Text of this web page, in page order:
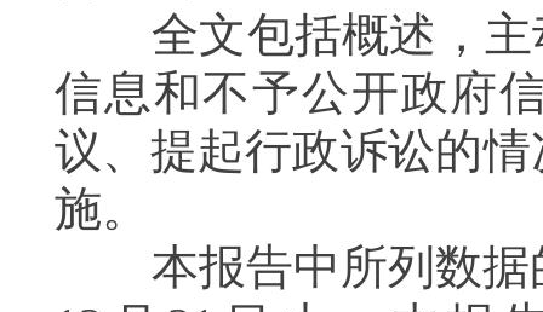
全文包括概述，主
信息和不予公开政府
议、提起行政诉讼的
施。
本报告中所列数据